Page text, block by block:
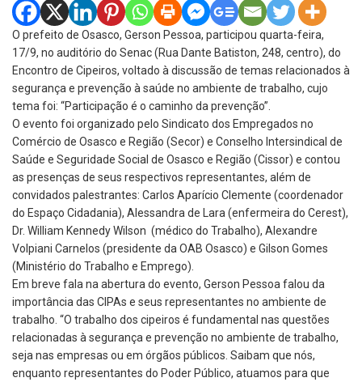
O prefeito de Osasco, Gerson Pessoa, participou quarta-feira,
17/9, no auditório do Senac (Rua Dante Batiston, 248, centro), do
Encontro de Cipeiros, voltado à discussão de temas relacionados à
segurança e prevenção à saúde no ambiente de trabalho, cujo
tema foi: “Participação é o caminho da prevenção”.
O evento foi organizado pelo Sindicato dos Empregados no
Comércio de Osasco e Região (Secor) e Conselho Intersindical de
Saúde e Seguridade Social de Osasco e Região (Cissor) e contou
as presenças de seus respectivos representantes, além de
convidados palestrantes: Carlos Aparício Clemente (coordenador
do Espaço Cidadania), Alessandra de Lara (enfermeira do Cerest),
Dr. William Kennedy Wilson (médico do Trabalho), Alexandre
Volpiani Carnelos (presidente da OAB Osasco) e Gilson Gomes
(Ministério do Trabalho e Emprego).
Em breve fala na abertura do evento, Gerson Pessoa falou da
importância das CIPAs e seus representantes no ambiente de
trabalho. “O trabalho dos cipeiros é fundamental nas questões
relacionadas à segurança e prevenção no ambiente de trabalho,
seja nas empresas ou em órgãos públicos. Saibam que nós,
enquanto representantes do Poder Público, atuamos para que